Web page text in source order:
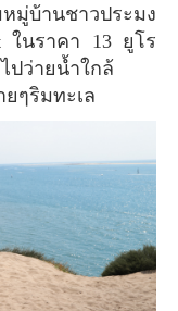
บ้านชาวประมง
ในราคา 13 ยูโร
ปว่ายน้ำใกล้
ๆริมทะเล